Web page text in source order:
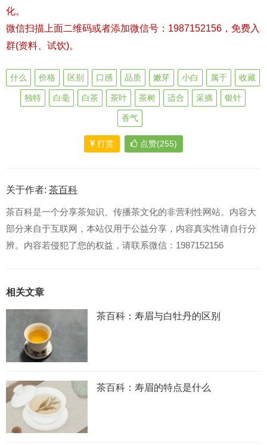
化。
微信扫描上面二维码或者添加微信号：1987152156，免费入
群(资料、试饮)。
什么 价格 区别 口感 品质 嫩芽 小白 属于 收藏
独特 白毫 白茶 茶叶 茶树 适合 采摘 银针
香气
打赏 点赞(255)
关于作者: 茶百科
茶百科是一个分享茶知识、传播茶文化的非营利性网站。内容大
部分来自于互联网，本站仅用于公益分享，内容真实性请自行分
辨。内容若侵犯了您的权益，请联系微信：1987152156
相关文章
茶百科：寿眉与白牡丹的区别
茶百科：寿眉的特点是什么